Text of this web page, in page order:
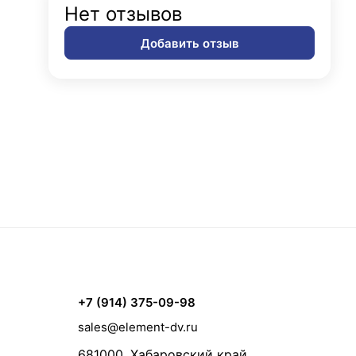
Нет отзывов
Добавить отзыв
+7 (914) 375-09-98
sales@element-dv.ru